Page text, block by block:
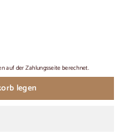
auf der Zahlungsseite berechnet.
legen